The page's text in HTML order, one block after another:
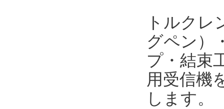
トルク
グペン）
プ・結束
用受信機
します。